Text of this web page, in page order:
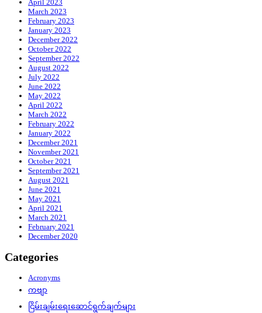
April 2023
March 2023
February 2023
January 2023
December 2022
October 2022
September 2022
August 2022
July 2022
June 2022
May 2022
April 2022
March 2022
February 2022
January 2022
December 2021
November 2021
October 2021
September 2021
August 2021
June 2021
May 2021
April 2021
March 2021
February 2021
December 2020
Categories
Acronyms
ကဗျာ
ငြိမ်းချမ်းရေးဆောင်ရွက်ချက်များ